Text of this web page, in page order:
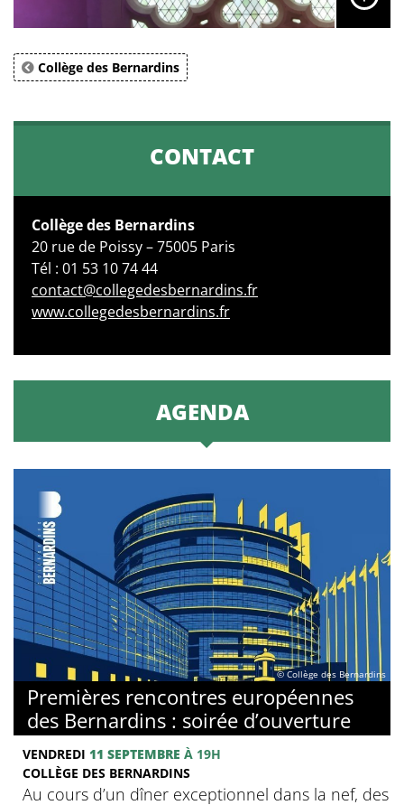
Collège des Bernardins
CONTACT
Collège des Bernardins
20 rue de Poissy – 75005 Paris
Tél : 01 53 10 74 44
contact@collegedesbernardins.fr
www.collegedesbernardins.fr
AGENDA
© Collège des Bernardins
Premières rencontres européennes
des Bernardins : soirée d’ouverture
VENDREDI 11 SEPTEMBRE À 19H
COLLÈGE DES BERNARDINS
Au cours d’un dîner exceptionnel dans la nef, des